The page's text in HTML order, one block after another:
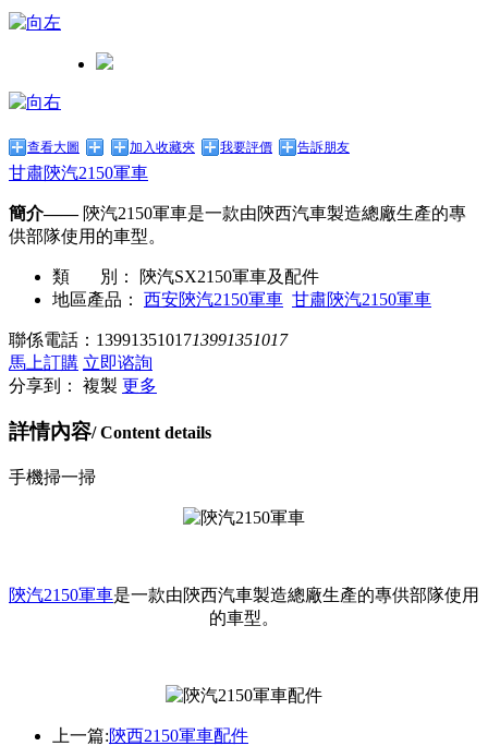
查看大圖 加入收藏夾 我要評價 告訴朋友
甘肅陝汽2150軍車
簡介——陝汽2150軍車是一款由陝西汽車製造總廠生產的專
供部隊使用的車型。
類 別：
陝汽SX2150軍車及配件
地區產品：
西安陝汽2150軍車 甘肅陝汽2150軍車
聯係電話： 1399135101713991351017
馬上訂購 立即谘詢
分享到：
複製 更多
詳情內容/ Content details
手機掃一掃
陝汽2150軍車是一款由陝西汽車製造總廠生產的專供部隊使用
的車型。
上一篇:陝西2150軍車配件